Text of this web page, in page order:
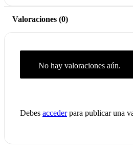
Valoraciones (0)
No hay valoraciones aún.
Debes accederpara publicar una